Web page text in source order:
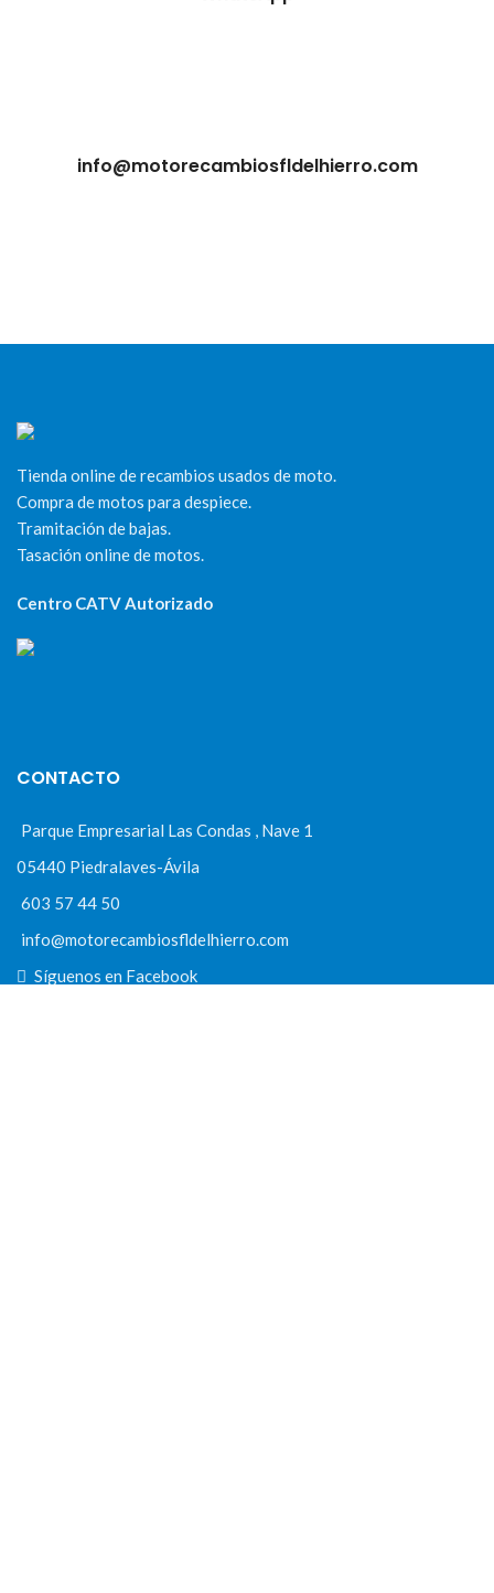
info@motorecambiosfldelhierro.com
Tienda online de recambios usados de moto.
Compra de motos para despiece.
Tramitación de bajas.
Tasación online de motos.
Centro CATV Autorizado
CONTACTO
Parque Empresarial Las Condas , Nave 1
05440 Piedralaves-Ávila
603 57 44 50
info@motorecambiosfldelhierro.com
Síguenos en Facebook